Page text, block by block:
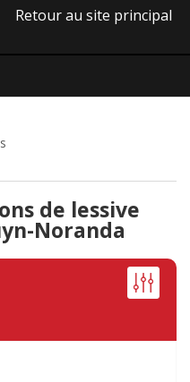
Retour au site principal
de lessive
Noranda